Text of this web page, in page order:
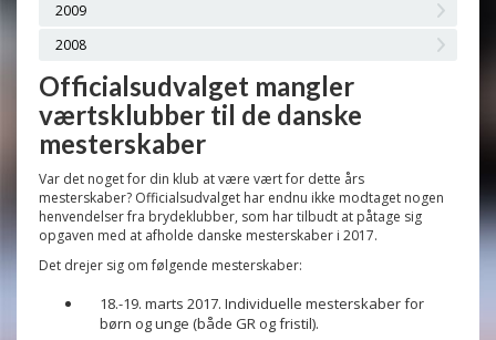
2009
2008
Officialsudvalget mangler
værtsklubber til de danske
mesterskaber
Var det noget for din klub at være vært for dette års
mesterskaber? Officialsudvalget har endnu ikke modtaget nogen
henvendelser fra brydeklubber, som har tilbudt at påtage sig
opgaven med at afholde danske mesterskaber i 2017.
Det drejer sig om følgende mesterskaber:
18.-19. marts 2017. Individuelle mesterskaber for
børn og unge (både GR og fristil).